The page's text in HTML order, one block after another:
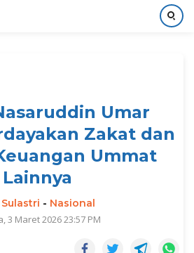
Umar
Zakat dan
Ummat
Lainnya
Sulastri - Nasional
3 Maret 2026 23:57 PM